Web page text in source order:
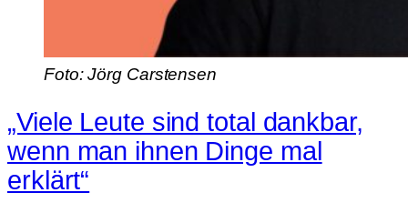
Foto: Jörg Carstensen
„Viele Leute sind total dankbar,
wenn man ihnen Dinge mal
erklärt“